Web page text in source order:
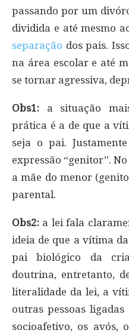
passando por um
dividida e até mesmo
separação dos pais.
na área escolar e até
se tornar agressiva,
Obs1: a situação
prática é a de que a
seja o pai.
expressão “genitor”.
a mãe do menor
parental.
Obs2: a lei fala
ideia de que a vítima
pai biológico da
doutrina, entretanto,
literalidade da lei, a
outras pessoas
socioafetivo, os avós,